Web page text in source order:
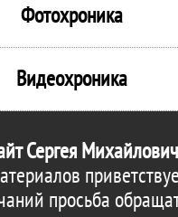
Фотохроника
Видеохроника
Сергея
просьба